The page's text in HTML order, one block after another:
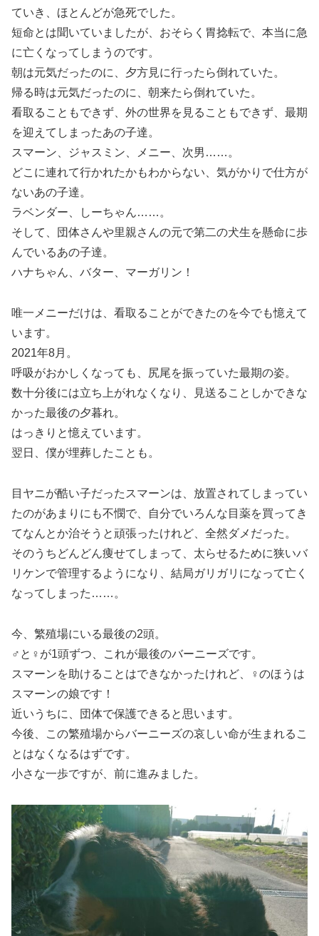
ていき、ほとんどが急死でした。
短命とは聞いていましたが、おそらく胃捻転で、本当に急
に亡くなってしまうのです。
朝は元気だったのに、夕方見に行ったら倒れていた。
帰る時は元気だったのに、朝来たら倒れていた。
看取ることもできず、外の世界を見ることもできず、最期
を迎えてしまったあの子達。
スマーン、ジャスミン、メニー、次男……。
どこに連れて行かれたかもわからない、気がかりで仕方が
ないあの子達。
ラベンダー、しーちゃん……。
そして、団体さんや里親さんの元で第二の犬生を懸命に歩
んでいるあの子達。
ハナちゃん、バター、マーガリン！
唯一メニーだけは、看取ることができたのを今でも憶えて
います。
2021年8月。
呼吸がおかしくなっても、尻尾を振っていた最期の姿。
数十分後には立ち上がれなくなり、見送ることしかできな
かった最後の夕暮れ。
はっきりと憶えています。
翌日、僕が埋葬したことも。
目ヤニが酷い子だったスマーンは、放置されてしまってい
たのがあまりにも不憫で、自分でいろんな目薬を買ってき
てなんとか治そうと頑張ったけれど、全然ダメだった。
そのうちどんどん痩せてしまって、太らせるために狭いバ
リケンで管理するようになり、結局ガリガリになって亡く
なってしまった……。
今、繁殖場にいる最後の2頭。
♂と♀が1頭ずつ、これが最後のバーニーズです。
スマーンを助けることはできなかったけれど、♀のほうは
スマーンの娘です！
近いうちに、団体で保護できると思います。
今後、この繁殖場からバーニーズの哀しい命が生まれるこ
とはなくなるはずです。
小さな一歩ですが、前に進みました。